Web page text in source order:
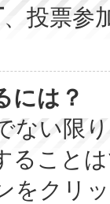
、投票参
には？
ない限
ること
をクリ